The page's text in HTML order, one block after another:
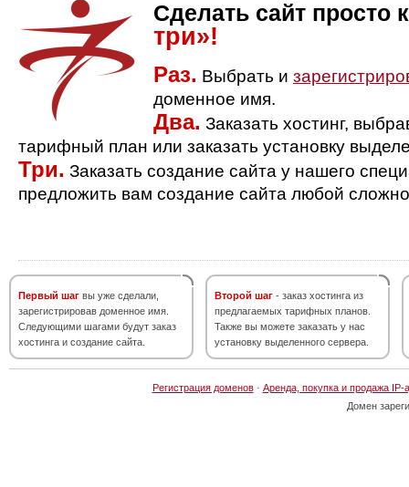
Сделать сайт просто
три»!
Раз. Выбрать и
доменное имя.
Два. Заказать хостинг,
тарифный план или заказать установку
Три. Заказать создание сайта у нашего
предложить вам создание сайта любой
Первый шаг вы уже сделали,
зарегистрировав доменное имя.
Следующими шагами будут заказ
хостинга и создание сайта.
Второй шаг - заказ хостинга из
предлагаемых тарифных планов.
Также вы можете заказать у нас
установку выделенного сервера.
Регистрация доменов· Аренда, покупка и продажа IP-
Домен